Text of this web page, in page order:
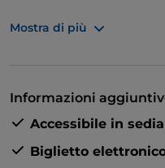
Tra i punti più
condominio. Queste
risalgono a un periodo
decisamente più di un
Mostra di più
Informazioni
Accessibile in
Biglietto